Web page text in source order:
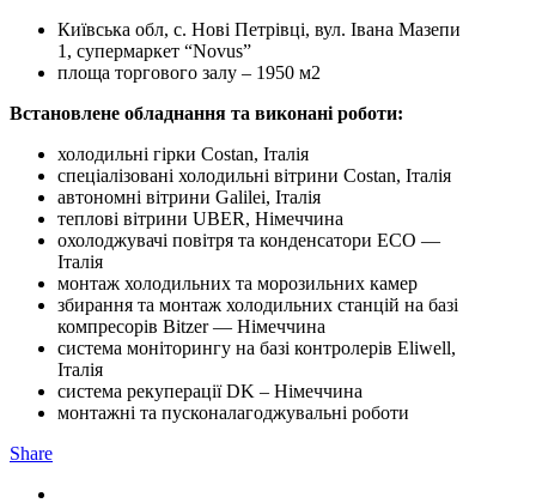
Київська обл, с. Нові Петрівці, вул. Івана Мазепи
1, супермаркет “Novus”
площа торгового залу – 1950 м2
Встановлене обладнання та виконані роботи:
холодильні гірки Costan, Італія
спеціалізовані холодильні вітрини Costan, Італія
автономні вітрини Galilei, Італія
теплові вітрини UBER, Німеччина
охолоджувачі повітря та конденсатори ЕСО —
Італія
монтаж холодильних та морозильних камер
збирання та монтаж холодильних станцій на базі
компресорів Bitzer — Німеччина
система моніторингу на базі контролерів Eliwell,
Італія
система рекуперації DK – Німеччина
монтажні та пусконалагоджувальні роботи
Share